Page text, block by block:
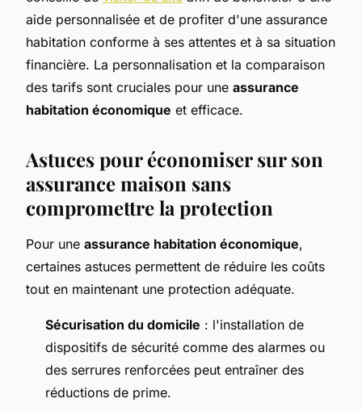
aide personnalisée et de profiter d'une assurance
habitation conforme à ses attentes et à sa situation
financière. La personnalisation et la comparaison
des tarifs sont cruciales pour une assurance
habitation économique et efficace.
Astuces pour économiser sur son
assurance maison sans
compromettre la protection
Pour une assurance habitation économique,
certaines astuces permettent de réduire les coûts
tout en maintenant une protection adéquate.
Sécurisation du domicile : l'installation de
dispositifs de sécurité comme des alarmes ou
des serrures renforcées peut entraîner des
réductions de prime.